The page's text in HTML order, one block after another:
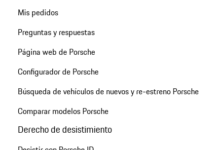
Mis pedidos
Preguntas y respuestas
Página web de Porsche
Configurador de Porsche
Búsqueda de vehículos de nuevos y re-estreno Porsche
Comparar modelos Porsche
Derecho de desistimiento